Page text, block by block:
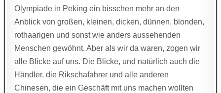
Olympiade in Peking ein bisschen mehr an den
Anblick von großen, kleinen, dicken, dünnen, blonden,
rothaarigen und sonst wie anders aussehenden
Menschen gewöhnt. Aber als wir da waren, zogen wir
alle Blicke auf uns. Die Blicke, und natürlich auch die
Händler, die Rikschafahrer und alle anderen
Chinesen, die ein Geschäft mit uns machen wollten